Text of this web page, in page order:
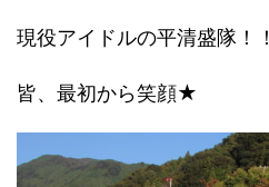
現役アイドルの平清盛隊！！
皆、最初から笑顔★